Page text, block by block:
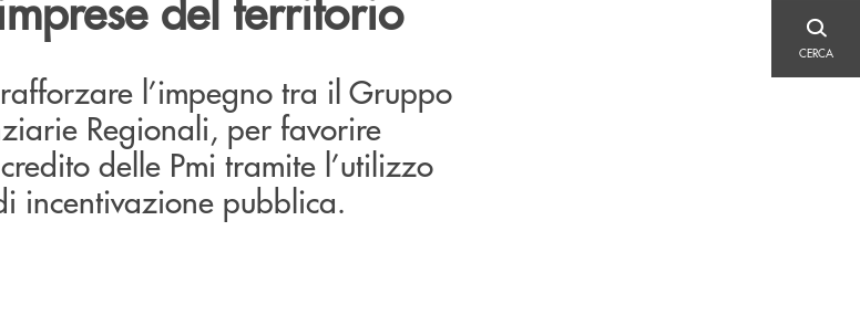
CERCA
l’impegno tra il Gruppo
Regionali, per favorire
delle Pmi tramite l’utilizzo
incentivazione pubblica.